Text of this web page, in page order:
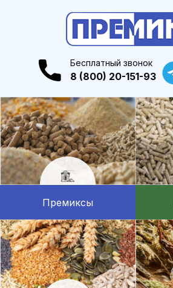
Бесплатный звонок
8 (800) 20-151-93
Премиксы